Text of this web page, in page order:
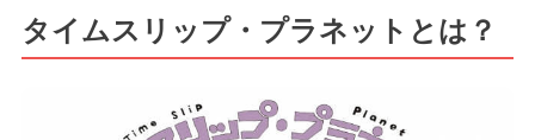
タイムスリップ・プラネットとは？